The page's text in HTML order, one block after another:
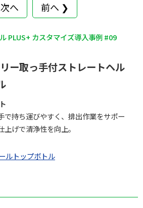
へ 前へ ❯
PLUS+ カスタマイズ導入事例 #09
ー取っ手付ストレートヘル
で持ち運びやすく、排出作業をサポー
げで清浄性を向上。
ルトップボトル